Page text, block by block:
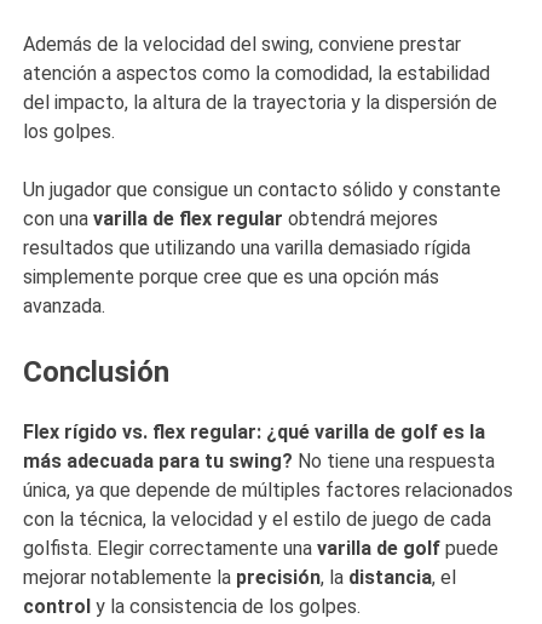
Además de la velocidad del swing, conviene prestar
atención a aspectos como la comodidad, la estabilidad
del impacto, la altura de la trayectoria y la dispersión de
los golpes.
Un jugador que consigue un contacto sólido y constante
con unavarilla de flex regular obtendrá mejores
resultados que utilizando una varilla demasiado rígida
simplemente porque cree que es una opción más
avanzada.
Conclusión
Flex rígido vs. flex regular: ¿qué varilla de golf es la
más adecuada para tu swing? No tiene una respuesta
única, ya que depende de múltiples factores relacionados
con la técnica, la velocidad y el estilo de juego de cada
golfista. Elegir correctamente unavarilla de golf puede
mejorar notablemente la precisión, la distancia, el
control y la consistencia de los golpes.